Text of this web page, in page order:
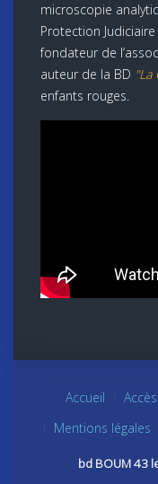
microscopie
Protection
fondateur de
auteur de la BD "La
enfants rouges.
Accueil
Mentions légales
bd BOUM 43